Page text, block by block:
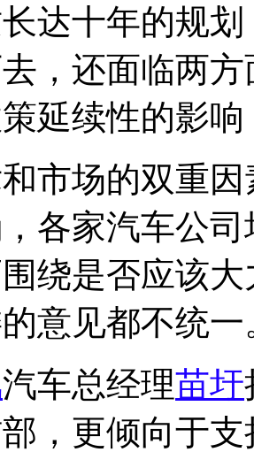
达十年的规
，还面临两
延续性的影
市场的双重
各家汽车公
绕是否应该
意见都不统一
汽车总经理苗圩
，更倾向于